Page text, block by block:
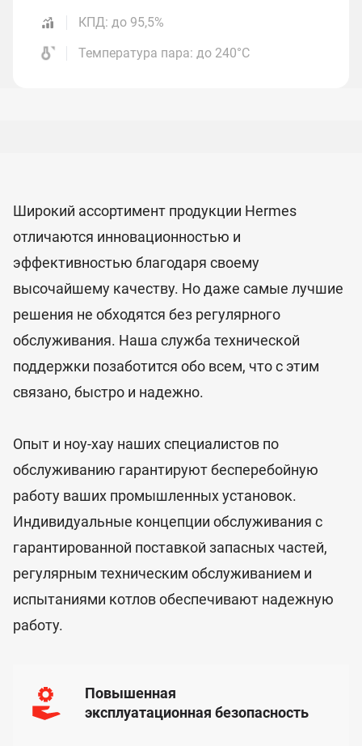
КПД: до 95,5%
Температура пара: до 240°С
Широкий ассортимент продукции Hermes
отличаются инновационностью и
эффективностью благодаря своему
высочайшему качеству. Но даже самые лучшие
решения не обходятся без регулярного
обслуживания. Наша служба технической
поддержки позаботится обо всем, что с этим
связано, быстро и надежно.
Опыт и ноу-хау наших специалистов по
обслуживанию гарантируют бесперебойную
работу ваших промышленных установок.
Индивидуальные концепции обслуживания с
гарантированной поставкой запасных частей,
регулярным техническим обслуживанием и
испытаниями котлов обеспечивают надежную
работу.
Повышенная
эксплуатационная безопасность